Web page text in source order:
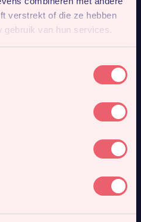
verstrekt of die ze hebben
gebruik van hun services.